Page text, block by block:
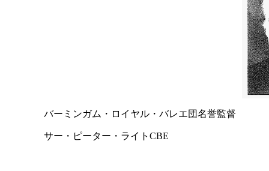
バーミンガム・ロイヤル・バレエ団名誉監督
サー・ピーター・ライトCBE